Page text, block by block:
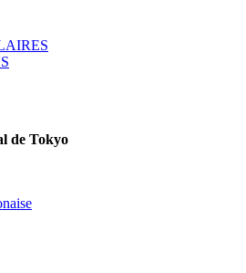
de Tokyo